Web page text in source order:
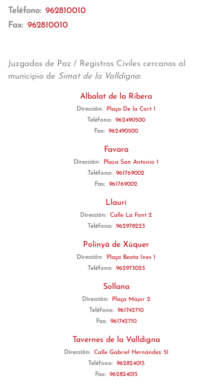
Teléfono: 962810010
Fax: 962810010
Juzgados de Paz / Registros Civiles cercanos al
municipio de Simat de la Valldigna:
Albalat de la Ribera
Dirección:
Plaça De la Cort 1
Teléfono:
962490500
Fax:
962490500
Favara
Dirección:
Plaza San Antonio 1
Teléfono:
961769002
Fax:
961769002
Llaurí
Dirección:
Calle La Font 2
Teléfono:
962978223
Polinyà de Xúquer
Dirección:
Plaça Beata Ines 1
Teléfono:
962973025
Sollana
Dirección:
Plaça Major 2
Teléfono:
961742710
Fax:
961742710
Tavernes de la Valldigna
Dirección:
Calle Gabriel Hernández 51
Teléfono:
962824015
Fax:
962824015